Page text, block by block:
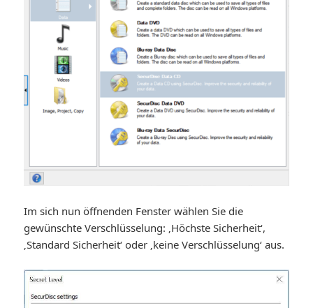
Im sich nun öffnenden Fenster wählen Sie die
gewünschte Verschlüsselung: ‚Höchste Sicherheit‘,
‚Standard Sicherheit‘ oder ‚keine Verschlüsselung‘ aus.